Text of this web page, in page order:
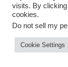
visits. By clicking
cookies.
Do not sell my
Cookie Settings